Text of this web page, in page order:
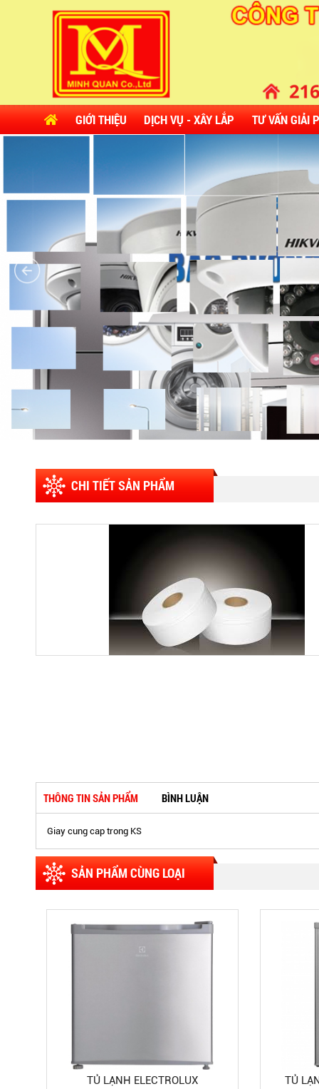
GIỚI THIỆU DỊCH VỤ - XÂY LẮP TƯ VẤN GIẢI
CHI TIẾT SẢN PHẨM
THÔNG TIN SẢN PHẨM BÌNH LUẬN
Giay cung cap trong KS
SẢN PHẨM CÙNG LOẠI
TỦ LẠNH ELECTROLUX
TỦ